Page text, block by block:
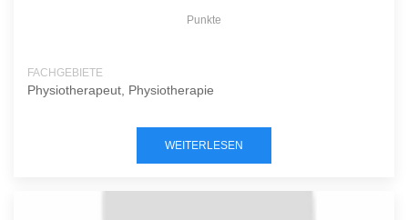
Punkte
FACHGEBIETE
Physiotherapeut, Physiotherapie
WEITERLESEN